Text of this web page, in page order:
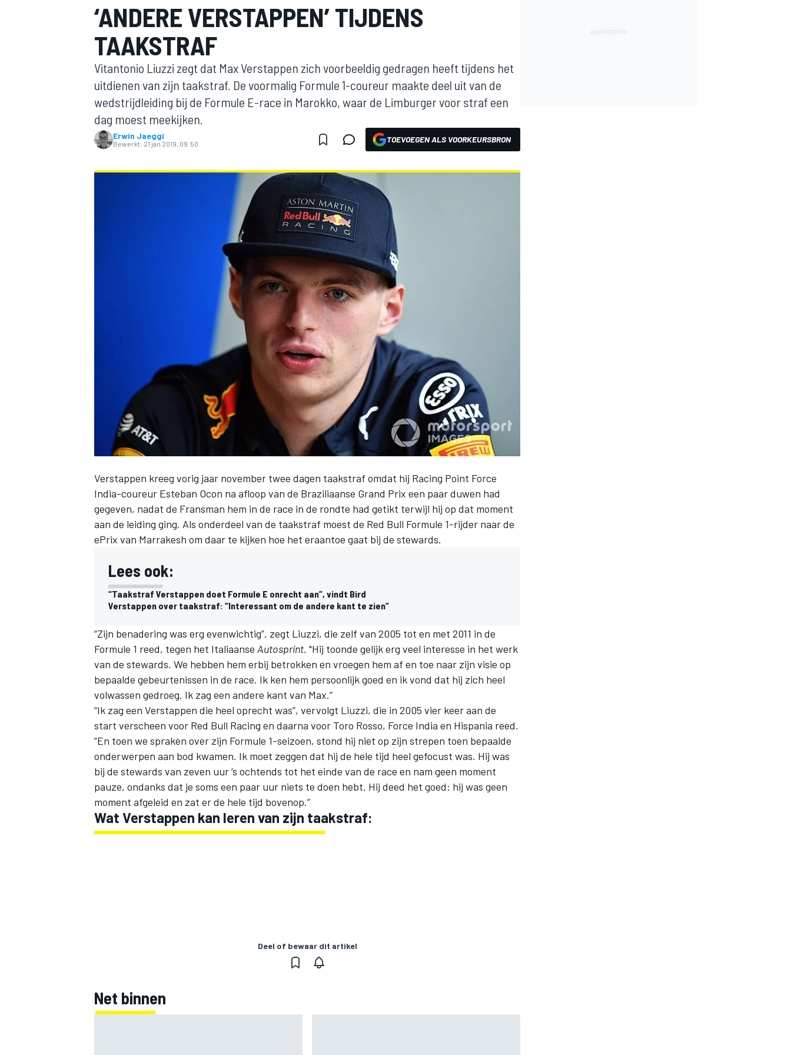
MOTOGP
‘ANDERE VERSTAPPEN’ TIJDENS
TAAKSTRAF
Vitantonio Liuzzi zegt dat Max Verstappen zich voorbeeldig gedragen heeft tijdens het
uitdienen van zijn taakstraf. De voormalig Formule 1-coureur maakte deel uit van de
wedstrijdleiding bij de Formule E-race in Marokko, waar de Limburger voor straf een
dag moest meekijken.
Erwin Jaeggi
Bewerkt: 21 jan 2019, 09:50 TOEVOEGEN ALS VOORKEURSBRON
Verstappen kreeg vorig jaar november twee dagen taakstraf omdat hij Racing Point Force
India-coureur Esteban Ocon na afloop van de Braziliaanse Grand Prix een paar duwen had
gegeven, nadat de Fransman hem in de race in de rondte had getikt terwijl hij op dat moment
aan de leiding ging. Als onderdeel van de taakstraf moest de Red Bull Formule 1-rijder naar de
ePrix van Marrakesh om daar te kijken hoe het eraantoe gaat bij de stewards.
Lees ook:
“Taakstraf Verstappen doet Formule E onrecht aan”, vindt Bird
Verstappen over taakstraf: “Interessant om de andere kant te zien”
“Zijn benadering was erg evenwichtig”, zegt Liuzzi, die zelf van 2005 tot en met 2011 in de
Formule 1 reed, tegen het Italiaanse Autosprint. "Hij toonde gelijk erg veel interesse in het werk
van de stewards. We hebben hem erbij betrokken en vroegen hem af en toe naar zijn visie op
bepaalde gebeurtenissen in de race. Ik ken hem persoonlijk goed en ik vond dat hij zich heel
volwassen gedroeg. Ik zag een andere kant van Max.”
“Ik zag een Verstappen die heel oprecht was”, vervolgt Liuzzi, die in 2005 vier keer aan de
start verscheen voor Red Bull Racing en daarna voor Toro Rosso, Force India en Hispania reed.
”En toen we spraken over zijn Formule 1-seizoen, stond hij niet op zijn strepen toen bepaalde
onderwerpen aan bod kwamen. Ik moet zeggen dat hij de hele tijd heel gefocust was. Hij was
bij de stewards van zeven uur ’s ochtends tot het einde van de race en nam geen moment
pauze, ondanks dat je soms een paar uur niets te doen hebt. Hij deed het goed: hij was geen
moment afgeleid en zat er de hele tijd bovenop.”
Wat Verstappen kan leren van zijn taakstraf:
Deel of bewaar dit artikel
Net binnen